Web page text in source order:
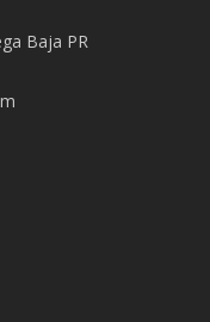
Baja PR